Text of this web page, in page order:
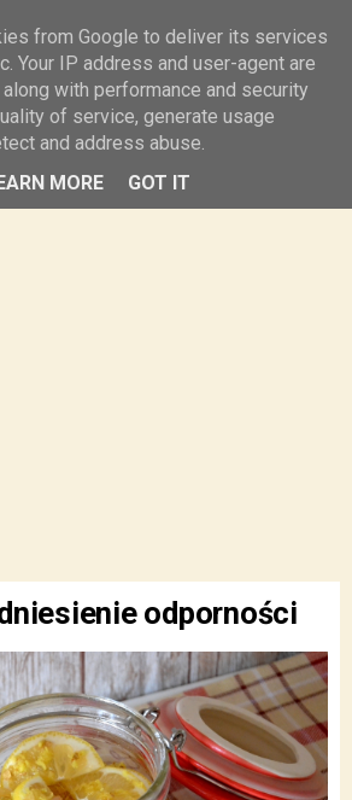
odporności
from Google to deliver its services
Your IP address and user-agent are
with performance and security
of service, generate usage
and address abuse.
MORE
GOT IT